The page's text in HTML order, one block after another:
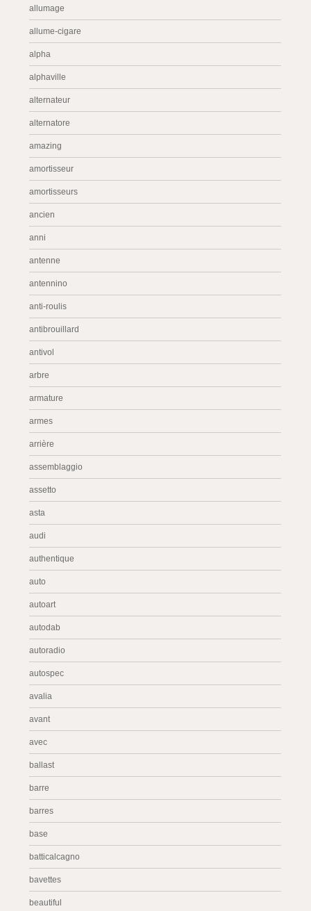
allumage
allume-cigare
alpha
alphaville
alternateur
alternatore
amazing
amortisseur
amortisseurs
ancien
anni
antenne
antennino
anti-roulis
antibrouillard
antivol
arbre
armature
armes
arrière
assemblaggio
assetto
asta
audi
authentique
auto
autoart
autodab
autoradio
autospec
avalia
avant
avec
ballast
barre
barres
base
batticalcagno
bavettes
beautiful